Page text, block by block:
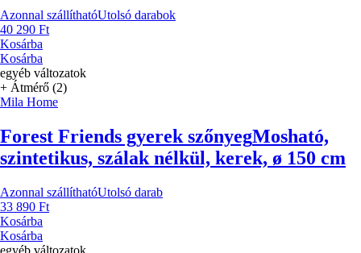
Azonnal szállíthatóUtolsó darabok
40 290 Ft
Kosárba
Kosárba
egyéb változatok
+ Átmérő (2)
Mila Home
Forest Friends gyerek szőnyegMosható,
szintetikus, szálak nélkül, kerek, ø 150 cm
Azonnal szállíthatóUtolsó darab
33 890 Ft
Kosárba
Kosárba